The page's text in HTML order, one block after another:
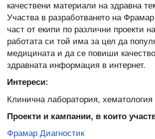
качествени материали на здравна
Участва в разработването на
част от екипи по различни проекти
работата си той има за цел да
медицината и да се повиши
здравната информация в интернет.
Интереси:
Клинична лаборатория, хематология
Проекти и кампании, в които
Фрамар Диагностик